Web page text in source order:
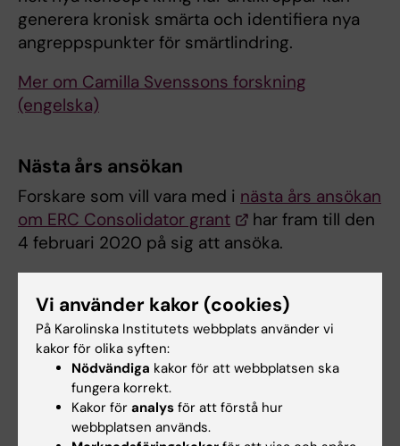
generera kronisk smärta och identifiera nya
angreppspunkter för smärtlindring.
Mer om Camilla Svenssons forskning
(engelska)
Nästa års ansökan
Forskare som vill vara med i nästa års ansökan
om ERC Consolidator grant
har fram till den
4 februari 2020 på sig att ansöka.
Länkar
ERC-finansierade forskare vid KI
Mer om ERC:s konsolideringsanslag
Vi använder kakor (cookies)
På Karolinska Institutets webbplats använder vi
kakor för olika syften:
Nödvändiga kakor för att webbplatsen ska
fungera korrekt.
Kakor för analys för att förstå hur
webbplatsen används.